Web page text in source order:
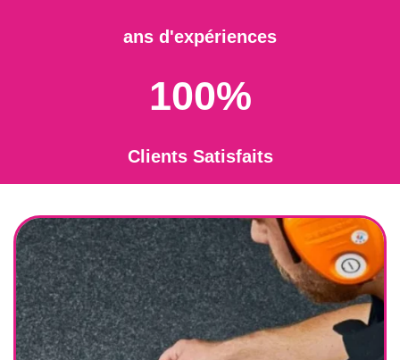
ans d'expériences
100%
Clients Satisfaits